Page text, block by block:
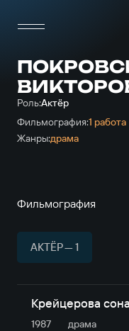
Роль:Актёр
Фильмография:1 работа
Жанры:драма
Фильмография
АКТЁР — 1
Крейцерова
1987 драма